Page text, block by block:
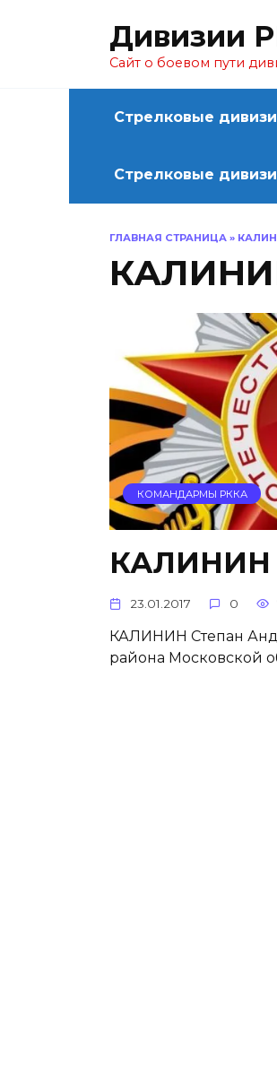
Дивизии
Сайт о боевом пути
Стрелковые
Стрелковые
ГЛАВНАЯ СТРАНИЦА »
КОМАНДАРМЫ РККА
КАЛИНИН
23.01.2017 0
КАЛИНИН Степан
района Московской